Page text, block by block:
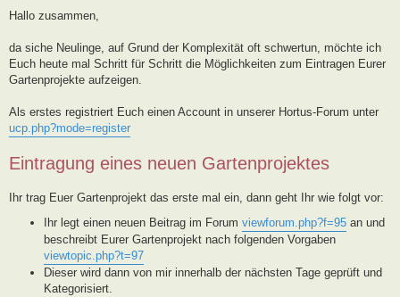
Hallo zusammen,
da siche Neulinge, auf Grund der Komplexität oft schwertun, möchte ich
Euch heute mal Schritt für Schritt die Möglichkeiten zum Eintragen Eurer
Gartenprojekte aufzeigen.
Als erstes registriert Euch einen Account in unserer Hortus-Forum unter
ucp.php?mode=register
Eintragung eines neuen Gartenprojektes
Ihr trag Euer Gartenprojekt das erste mal ein, dann geht Ihr wie folgt vor:
Ihr legt einen neuen Beitrag im Forum viewforum.php?f=95 an und
beschreibt Eurer Gartenprojekt nach folgenden Vorgaben
viewtopic.php?t=97
Dieser wird dann von mir innerhalb der nächsten Tage geprüft und
Kategorisiert.